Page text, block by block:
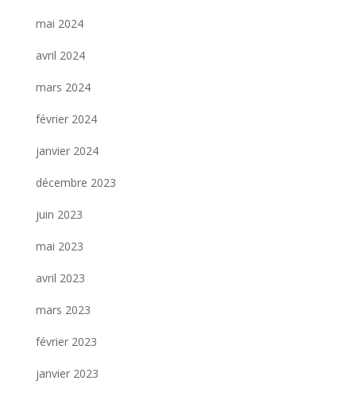
mai 2024
avril 2024
mars 2024
février 2024
janvier 2024
décembre 2023
juin 2023
mai 2023
avril 2023
mars 2023
février 2023
janvier 2023